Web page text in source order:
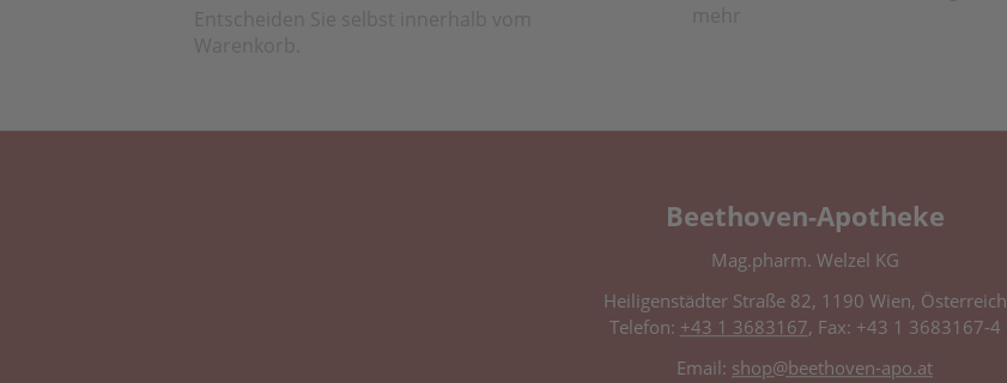
Entscheiden Sie selbst innerhalb vom
Warenkorb.
mehr
Beethoven-Apotheke
Mag.pharm. Welzel KG
Heiligenstädter Straße 82, 1190 Wien, Österreich
Telefon: +43 1 3683167, Fax: +43 1 3683167-4
Email: shop@beethoven-apo.at